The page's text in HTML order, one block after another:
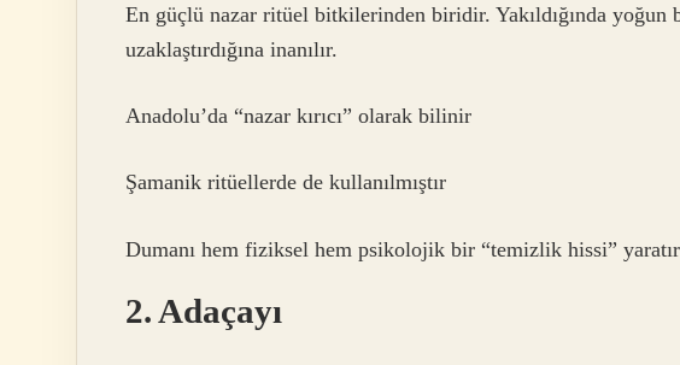
En güçlü nazar ritüel bitkilerinden biridir. Yakıldığında yoğun
uzaklaştırdığına inanılır.
Anadolu’da “nazar kırıcı” olarak bilinir
Şamanik ritüellerde de kullanılmıştır
Dumanı hem fiziksel hem psikolojik bir “temizlik hissi” yaratır
2. Adaçayı